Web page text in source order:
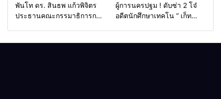
พันโท ดร. สินธพ แก้วพิจิตร
ประธานคณะกรรมาธิการการ
ผู้การนครปฐม ! ดับซ่า 2 โจ๋
อดีตนักศึกษาเทคโน “ เก็ท